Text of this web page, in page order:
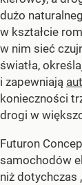
dużo
w kształcie
w nim sieć
światła,
i zapewniają
konieczności
drogi w
Futuron
samochodów
niż dotychczas